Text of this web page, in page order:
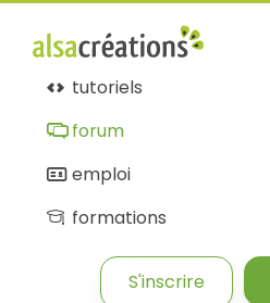
tutoriels
forum
emploi
formations
S'inscrire